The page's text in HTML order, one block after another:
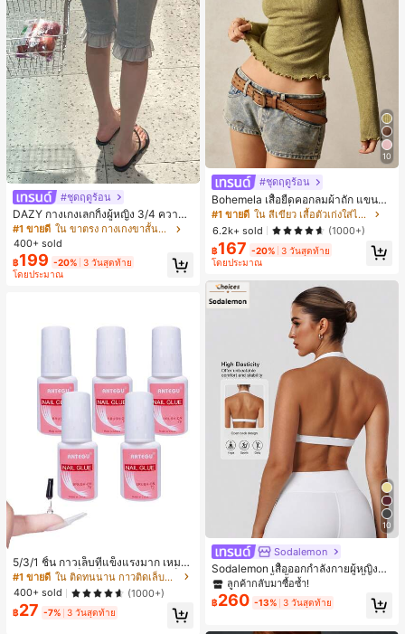
#ชุดฤดูร้อน
DAZY กางเกงเลกกิ้งผู้หญิง 3/4 ความย
าวขา ทรงเข้ารูป แต่งลูกไม้แบบปะติด
ลำลอง สำหรับวันหยุดฤดูร้อน
#1 ขายดี
ใน ขาตรง กางเกงขาสั้นผู้หญิง
400+ sold
฿199 -20% 3 วันสุดท้าย
โดยประมาณ
5/3/1 ชิ้น กาวเล็บที่แข็งแรงมาก เหมาะ
สำหรับปลายเล็บ เล็บอะคริลิค และเล็บป
ลอม กาวเล็บ กาวเล็บแบบแปรง เหมาะ
สำหรับเล็บปลอม ทนทานและยาวนาน เ
หมาะสำหรับเล็บอะคริลิค ปลายเล็บปลอ
#1 ขายดี
ใน ติดทนนาน กาวติดเล็บและสารยึดติด
400+ sold
(1000+)
฿27 -7% 3 วันสุดท้าย
10
#ชุดฤดูร้อน
Bohemela เสื้อยืดคอกลมผ้าถัก แขนยา
ว สีเรียบ ใช้งานทั่วไป สำหรับผู้หญิง
#1 ขายดี
ใน สีเขียว เสื้อตัวเก่งใส่ได้ทุกวัน
6.2k+ sold
(1000+)
฿167 -20% 3 วันสุดท้าย
โดยประมาณ
10
Sodalemon
Sodalemon เสื้อออกกำลังกายผู้หญิงแ
บบบิดหลัง, เสื้อชั้นในกีฬาโยคะสีพื้นแบ
บมีฟองน้ำคอวีสีขาวสำหรับฤดูใบไม้ผลิ
ลูกค้ากลับมาซื้อซ้ำ!
฿260 -13% 3 วันสุดท้าย